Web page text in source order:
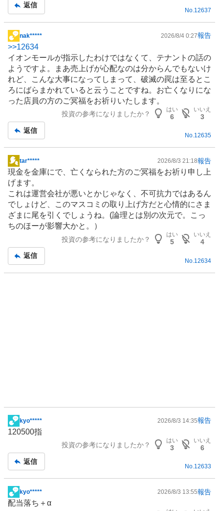
、
強
売
り
た
い
0
%
返信
No. 12637
掲
示
板
記
事
nak***** 2026/8/4 0:27報告
>>12634
イオンモールが指示したわけではなくて、テナントの話の
ようですよ。まあ売上げが心配なのは分からんでもないけ
れど、こんな大事になってしまって、破滅の罠は至るとこ
ろにばらまかれていると云うことですね。お亡くなりにな
った店員の方のご冥福をお祈りいたします。
投資の参考になりましたか？
はい
6
いいえ
3
返信
No.12635
掲
示
板
記
事
tar***** 2026/8/3 21:18報告
現金を金庫にで、亡くなられた方のご冥福をお祈り申し上
げます。
これは運営会社が悪いとかじゃなく、不可抗力ではあるん
でしょけど、このマスコミの取り上げ方だと心情的にさま
ざまに尾を引くでしょうね。(論理とは別の次元で。こっ
ちのほーが影響大かと。）
投資の参考になりましたか？
はい
5
いいえ
4
返信
No. 12634
掲
示
事
kyo***** 2026/8/3 14:35報告
120500指
投資の参考になりましたか？
はい
3
いいえ
6
返信
No.12633
掲
示
kyo***** 2026/8/3 13:55報告
配当落ち＋α